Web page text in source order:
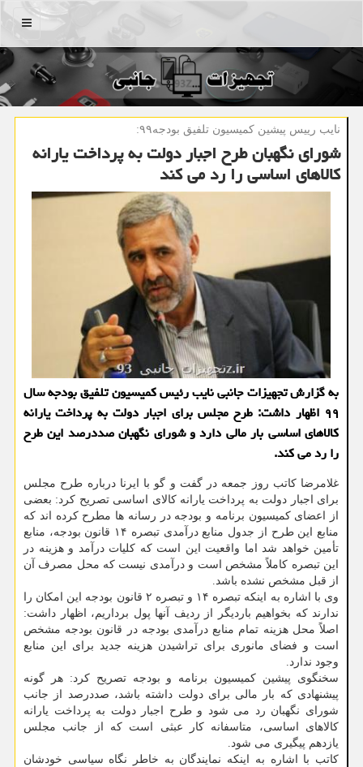
منو
نایب رییس پیشین كمیسیون تلفیق بودجه۹۹:
شورای نگهبان طرح اجبار دولت به پرداخت یارانه
كالاهای اساسی را رد می كند
به گزارش تجهیزات جانبی نایب رئیس كمیسیون تلفیق بودجه سال
۹۹ اظهار داشت: طرح مجلس برای اجبار دولت به پرداخت یارانه
كالاهای اساسی بار مالی دارد و شورای نگهبان صددرصد این طرح
را رد می كند.
غلامرضا کاتب روز جمعه در گفت و گو با ایرنا درباره طرح مجلس
برای اجبار دولت به پرداخت یارانه کالای اساسی تصریح کرد: بعضی
از اعضای کمیسیون برنامه و بودجه در رسانه ها مطرح کرده اند که
منابع این طرح از جدول منابع درآمدی تبصره ۱۴ قانون بودجه، منابع
تأمین خواهد شد اما واقعیت این است که کلیات درآمد و هزینه در
این تبصره کاملاً مشخص است و درآمدی نیست که محل مصرف آن
از قبل مشخص نشده باشد.
وی با اشاره به اینکه تبصره ۱۴ و تبصره ۲ قانون بودجه این امکان را
ندارند که بخواهیم باردیگر از ردیف آنها پول برداریم، اظهار داشت:
اصلاً محل هزینه تمام منابع درآمدی بودجه در قانون بودجه مشخص
است و فضای مانوری برای تراشیدن هزینه جدید برای این منابع
وجود ندارد.
سخنگوی پیشین کمیسیون برنامه و بودجه تصریح کرد: هر گونه
پیشنهادی که بار مالی برای دولت داشته باشد، صددرصد از جانب
شورای نگهبان رد می شود و طرح اجبار دولت به پرداخت یارانه
کالاهای اساسی، متاسفانه کار عبثی است که از جانب مجلس
یازدهم پیگیری می شود.
کاتب با اشاره به اینکه نمایندگان به خاطر نگاه سیاسی خودشان